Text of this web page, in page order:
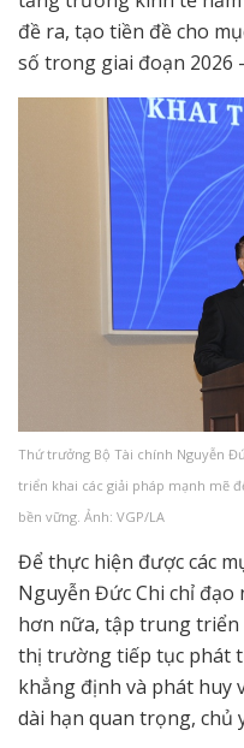
đề ra, tạo tiền đề cho
số trong giai đoạn 2026
Thứ trưởng Bộ Tài chính Nguyễn
triển khai các giải pháp mạnh mẽ
bền vững. Ảnh: VGP/LA
Để thực hiện được các
Nguyễn Đức Chi chỉ
hơn nữa, tập trung triển
thị trường tiếp tục phát
khẳng định và phát huy
dài hạn quan trọng, chủ